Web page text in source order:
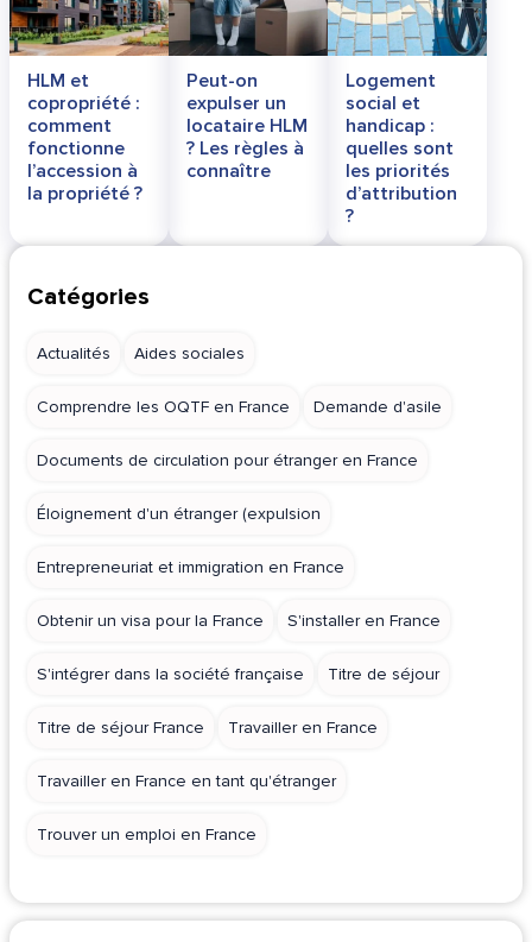
HLM et
copropriété :
comment
fonctionne
l’accession à
la propriété ?
Peut-on
expulser un
locataire HLM
? Les règles à
connaître
Logement
social et
handicap :
quelles sont
les priorités
d’attribution
?
Catégories
Actualités Aides sociales
Comprendre les OQTF en France Demande d'asile
Documents de circulation pour étranger en France
Éloignement d'un étranger (expulsion
Entrepreneuriat et immigration en France
Obtenir un visa pour la France S'installer en France
S'intégrer dans la société française Titre de séjour
Titre de séjour France Travailler en France
Travailler en France en tant qu'étranger
Trouver un emploi en France